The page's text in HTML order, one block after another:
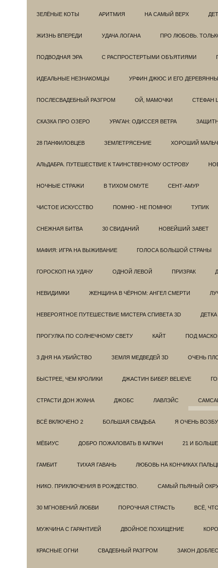
ЗЕЛЁНЫЕ КОТЫ АРИТМИЯ НА САМЫЙ ВЕРХ
ЖИЗНЬ ВПЕРЕДИ УДАЧА ЛОГАНА ПРО ЛЮБОВЬ.
ПОДВОДНАЯ ЭРА С РАСПРОСТЕРТЫМИ ОБЪЯТИЯМИ
ИДЕАЛЬНЫЕ НЕЗНАКОМЦЫ УРФИН ДЖЮС И ЕГО
ПОСЛЕСВАДЕБНЫЙ РАЗГРОМ ОЙ, МАМОЧКИ СТЕФАН
СКАЗКА ПРО ОЗЕРО УРАГАН: ОДИССЕЯ ВЕТРА
28 ПАНФИЛОВЦЕВ ЗЕМЛЕТРЯСЕНИЕ ХОРОШИЙ
АЛЬДАБРА. ПУТЕШЕСТВИЕ К ТАИНСТВЕННОМУ ОСТРОВУ
НОЧНЫЕ СТРАЖИ В ТИХОМ ОМУТЕ СЕНТ-АМУР
ЧИСТОЕ ИСКУССТВО ПОМНЮ - НЕ ПОМНЮ! ТУПИК
СНЕЖНАЯ БИТВА 30 СВИДАНИЙ НОВЕЙШИЙ ЗАВЕТ
МАФИЯ: ИГРА НА ВЫЖИВАНИЕ ГОЛОСА БОЛЬШОЙ СТРАНЫ
ГОРОСКОП НА УДАЧУ ОДНОЙ ЛЕВОЙ ПРИЗРАК
НЕВИДИМКИ ЖЕНЩИНА В ЧЁРНОМ: АНГЕЛ СМЕРТИ
НЕВЕРОЯТНОЕ ПУТЕШЕСТВИЕ МИСТЕРА СПИВЕТА 3D ДЕТКА
ПРОГУЛКА ПО СОЛНЕЧНОМУ СВЕТУ КАЙТ ПОД
3 ДНЯ НА УБИЙСТВО ЗЕМЛЯ МЕДВЕДЕЙ 3D ОЧЕНЬ
БЫСТРЕЕ, ЧЕМ КРОЛИКИ ДЖАСТИН БИБЕР. BELIEVE
СТРАСТИ ДОН ЖУАНА ДЖОБС ЛАВЛЭЙС
ВСЁ ВКЛЮЧЕНО 2 БОЛЬШАЯ СВАДЬБА Я ОЧЕНЬ
МЁБИУС ДОБРО ПОЖАЛОВАТЬ В КАПКАН 21 И БОЛЬШЕ
ГАМБИТ ТИХАЯ ГАВАНЬ ЛЮБОВЬ НА КОНЧИКАХ
НИКО. ПРИКЛЮЧЕНИЯ В РОЖДЕСТВО. САМЫЙ ПЬЯНЫЙ
30 МГНОВЕНИЙ ЛЮБВИ ПОРОЧНАЯ СТРАСТЬ ВСЁ,
МУЖЧИНА С ГАРАНТИЕЙ ДВОЙНОЕ ПОХИЩЕНИЕ
КРАСНЫЕ ОГНИ СВАДЕБНЫЙ РАЗГРОМ ЗАКОН